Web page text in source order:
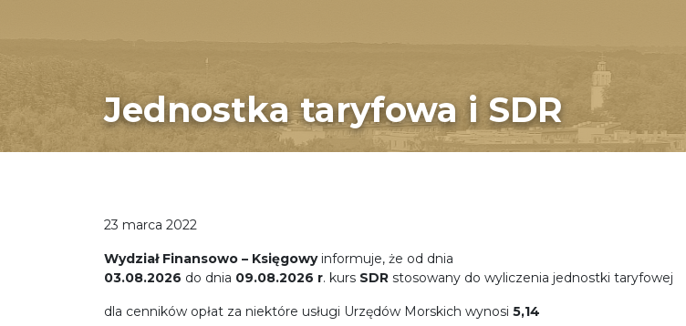
Jednostka taryfowa i SDR
23 marca 2022
Wydział Finansowo – Księgowyinformuje, że od dnia
03.08.2026 do dnia 09.08.2026 r. kurs SDR stosowany do wyliczenia jednostki taryfowej
dla cenników opłat za niektóre usługi Urzędów Morskich wynosi 5,14